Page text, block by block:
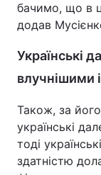
бачимо, що в
додав
Українські
влучнішими
Також, за
українські
тоді
здатністю